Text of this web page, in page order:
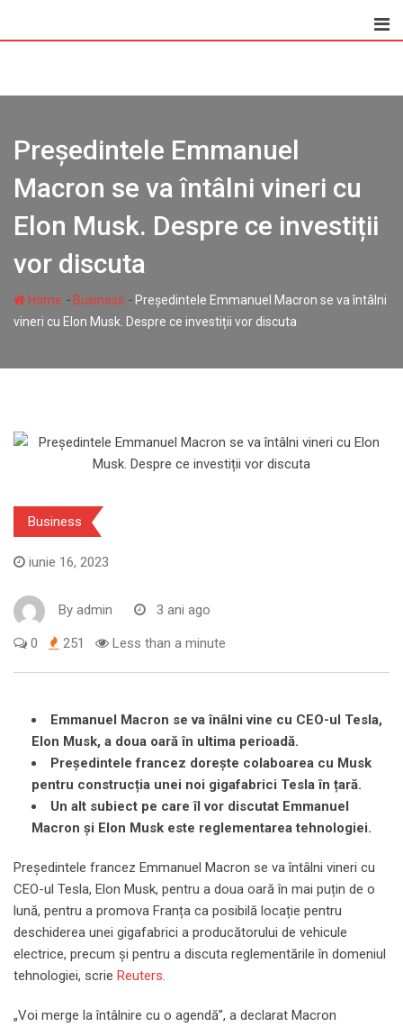
Președintele Emmanuel
Macron se va întâlni vineri cu
Elon Musk. Despre ce investiții
vor discuta
Home - Business - Președintele Emmanuel Macron se va întâlni
vineri cu Elon Musk. Despre ce investiții vor discuta
Business
iunie 16, 2023
By admin 3 ani ago
0 251 Less than a minute
Emmanuel Macron se va înâlni vine cu CEO-ul Tesla,
Elon Musk, a doua oară în ultima perioadă.
Președintele francez dorește colaboarea cu Musk
pentru construcția unei noi gigafabrici Tesla în țară.
Un alt subiect pe care îl vor discutat Emmanuel
Macron și Elon Musk este reglementarea tehnologiei.
Președintele francez Emmanuel Macron se va întâlni vineri cu
CEO-ul Tesla, Elon Musk, pentru a doua oară în mai puțin de o
lună, pentru a promova Franța ca posibilă locație pentru
deschiderea unei gigafabrici a producătorului de vehicule
electrice, precum și pentru a discuta reglementările în domeniul
tehnologiei, scrie Reuters.
„Voi merge la întâlnire cu o agendă”, a declarat Macron